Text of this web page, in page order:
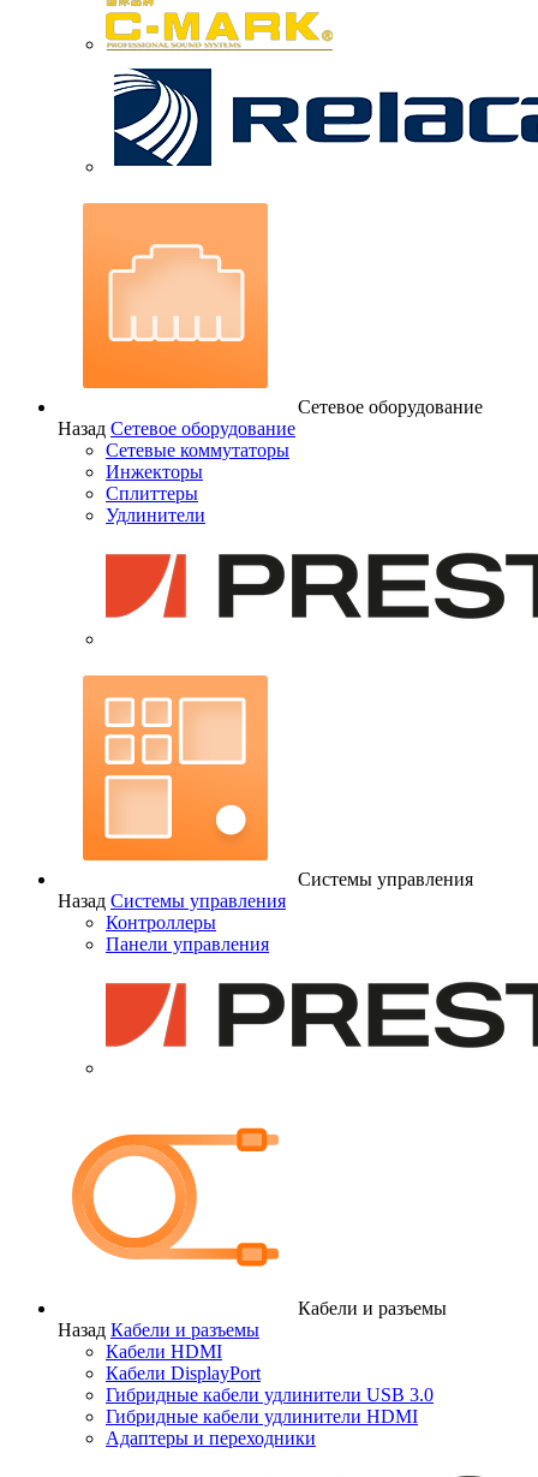
Сетевое оборудование
Назад Сетевое оборудование
Сетевые коммутаторы
Инжекторы
Сплиттеры
Удлинители
Системы управления
Назад Системы управления
Контроллеры
Панели управления
Кабели и разъемы
Назад Кабели и разъемы
Кабели HDMI
Кабели DisplayPort
Гибридные кабели удлинители USB 3.0
Гибридные кабели удлинители HDMI
Адаптеры и переходники